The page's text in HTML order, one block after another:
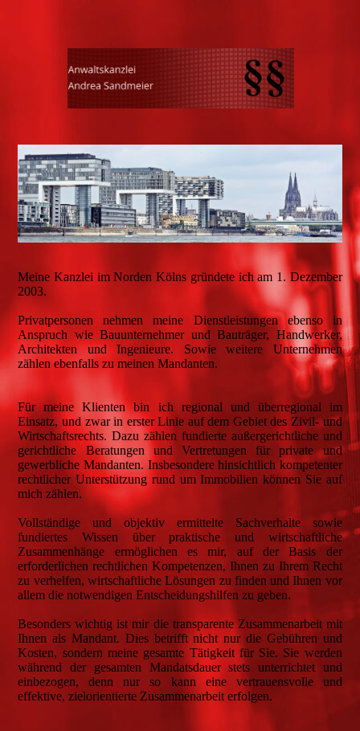
Meine Kanzlei im Norden Kölns gründete ich am 1. Dezember
2003.
Privatpersonen nehmen meine Dienstleistungen ebenso in
Anspruch wie Bauunternehmer und Bauträger, Handwerker,
Architekten und Ingenieure. Sowie weitere Unternehmen
zählen ebenfalls zu meinen Mandanten.
Für meine Klienten bin ich regional und überregional im
Einsatz, und zwar in erster Linie auf dem Gebiet des Zivil- und
Wirtschaftsrechts. Dazu zählen fundierte außergerichtliche und
gerichtliche Beratungen und Vertretungen für private und
gewerbliche Mandanten. Insbesondere hinsichtlich kompetenter
rechtlicher Unterstützung rund um Immobilien können Sie auf
mich zählen.
Vollständige und objektiv ermittelte Sachverhalte sowie
fundiertes Wissen über praktische und wirtschaftliche
Zusammenhänge ermöglichen es mir, auf der Basis der
erforderlichen rechtlichen Kompetenzen, Ihnen zu Ihrem Recht
zu verhelfen, wirtschaftliche Lösungen zu finden und Ihnen vor
allem die notwendigen Entscheidungshilfen zu geben.
Besonders wichtig ist mir die transparente Zusammenarbeit mit
Ihnen als Mandant. Dies betrifft nicht nur die Gebühren und
Kosten, sondern meine gesamte Tätigkeit für Sie. Sie werden
während der gesamten Mandatsdauer stets unterrichtet und
einbezogen, denn nur so kann eine vertrauensvolle und
effektive, zielorientierte Zusammenarbeit erfolgen.